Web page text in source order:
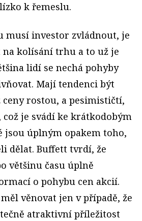
k řemeslu.
musí investor zvládnout, je
na kolísání trhu a to už je
lidí se nechá pohyby
Mají ten­denci být
rostou, a pesimističtí,
což je svádí ke krátkodobým
jsou úplným opakem toho,
dělat. Buffett tvrdí, že
většinu času úplně
o pohybu cen akcií.
věnovat jen v případě, že
atraktivní příležitost